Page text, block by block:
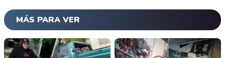
MÁS PARA VER